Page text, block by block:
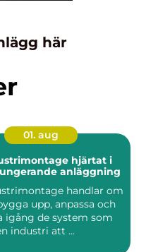
här
01. aug
hjärtat i
anläggning
handlar om
upp, anpassa och
igång de system som
industri att ...